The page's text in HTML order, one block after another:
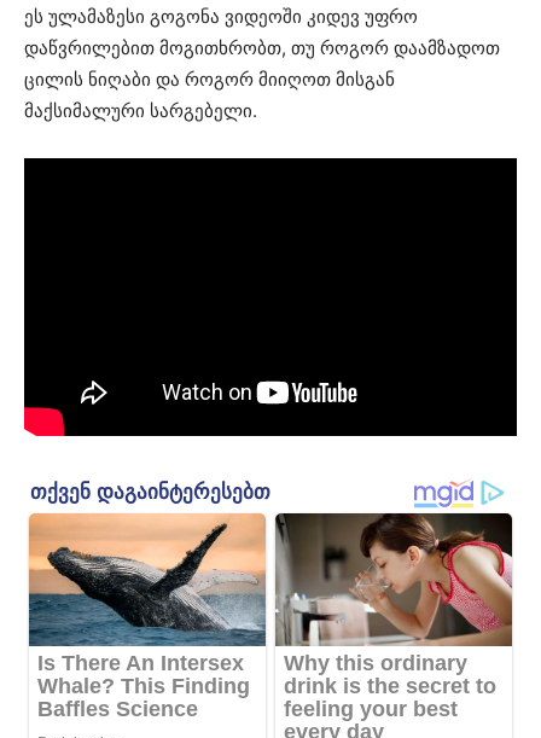
ეს ულამაზესი გოგონა ვიდეოში კიდევ უფრო
დაწვრილებით მოგითხრობთ, თუ როგორ დაამზადოთ
ცილის ნიღაბი და როგორ მიიღოთ მისგან
მაქსიმალური სარგებელი.